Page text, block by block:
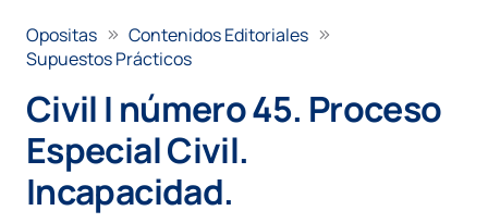
Opositas
Contenidos Editoriales
Supuestos Prácticos
Civil I número 45. Proceso
Especial Civil.
Incapacidad.